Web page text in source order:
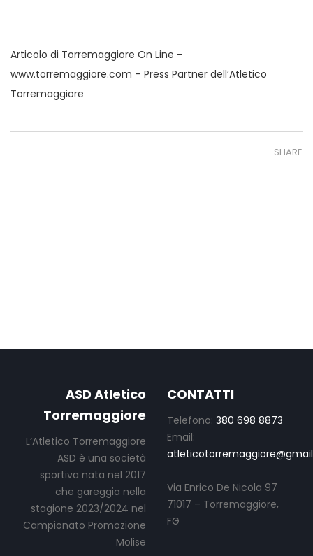
Articolo di Torremaggiore On Line –
www.torremaggiore.com – Press Partner dell’Atletico
Torremaggiore
SHARE
ASD Atletico
Torremaggiore
L’Atletico Torremaggiore
ASD è una società
sportiva nata nel 2017
che gareggia nella
stagione 2023/2024 nel
Campionato Promozione
Molise
CONTATTI
Telefono: 380 698 8873
Email:
Via Enrico De Nicola 97
71017 – Torremaggiore,
FG